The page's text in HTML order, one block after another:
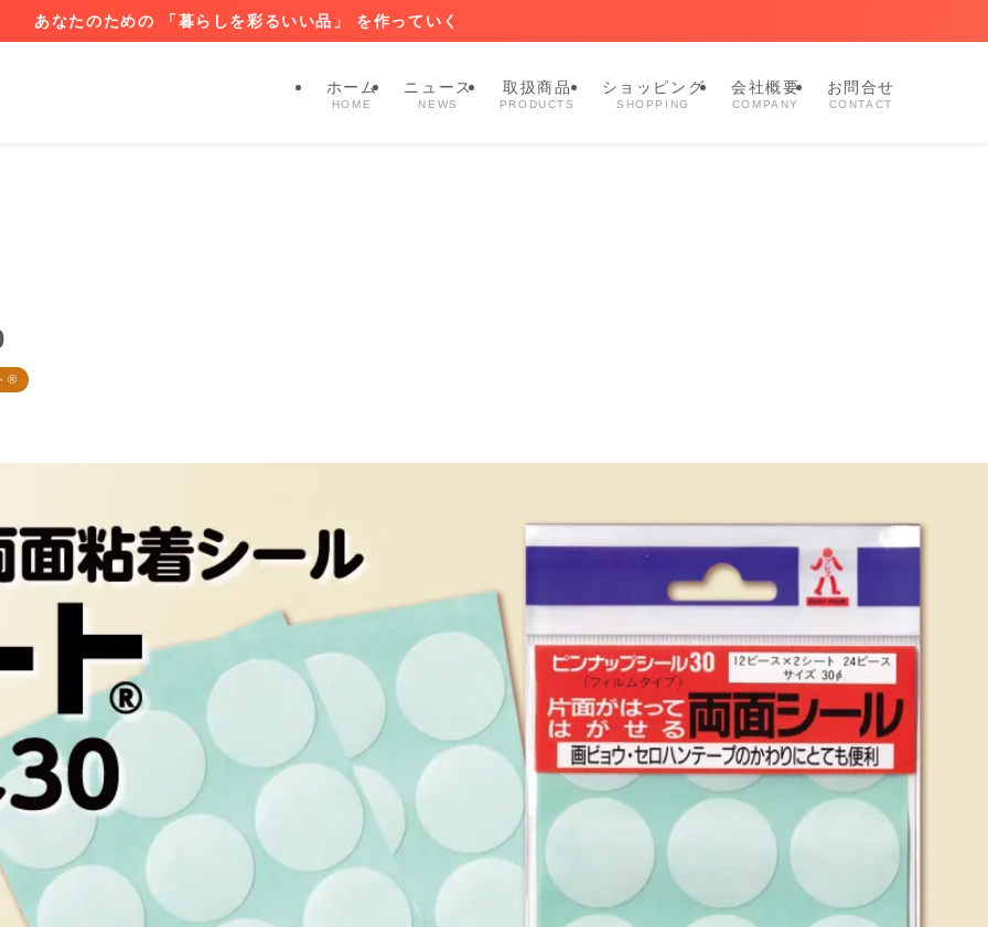
あなたのための 「暮らしを彩るいい品」 を作っていく
ホーム
HOME
ニュース
NEWS
取扱商品
PRODUCTS
ショッピング
SHOPPING
会社概要
COMPANY
お問合せ
CONTACT
®